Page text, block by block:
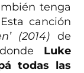
tenga
canción
(2014) de
Luke
todas las